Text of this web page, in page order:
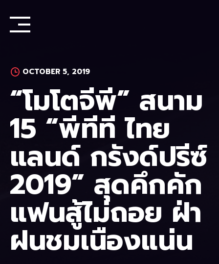
content
OCTOBER 5, 2019
“โมโตจีพี” สนาม
15 “พีทีที ไทย
แลนด์ กรังด์ปรีซ์
2019” สุดคึกคัก
แฟนสู้ไม่ถอย ฝ่า
ฝนชมเนืองแน่น